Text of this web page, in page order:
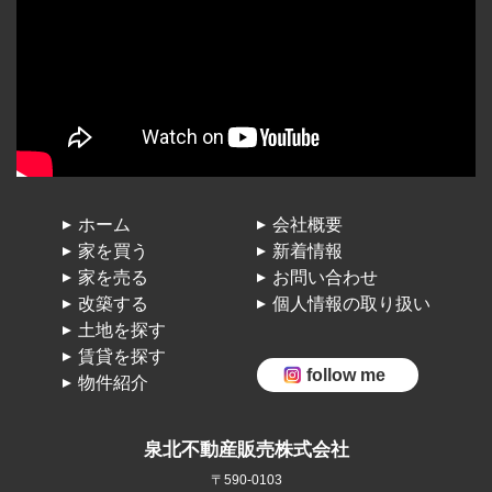
泉北不動産販売株式会社
〒590-0103
ホーム
家を買う
家を売る
改築する
土地を探す
賃貸を探す
物件紹介
会社概要
新着情報
お問い合わせ
個人情報の取り扱い
follow me